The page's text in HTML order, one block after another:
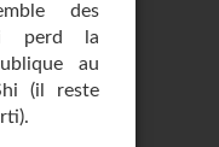
des
perd la
au
(il reste